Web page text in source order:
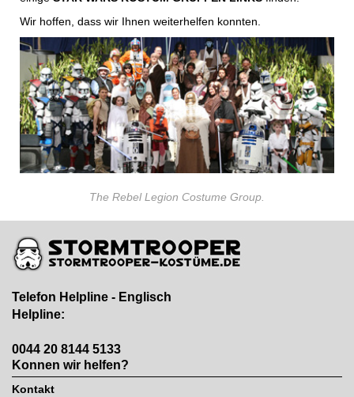
Wir hoffen, dass wir Ihnen weiterhelfen konnten.
The Rebel Legion Costume Group.
Telefon Helpline - Englisch
Helpline:
0044 20 8144 5133
Konnen wir helfen?
Kontakt